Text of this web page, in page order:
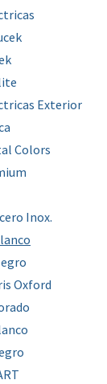
Exterior
Colors
Inox.
Oxford